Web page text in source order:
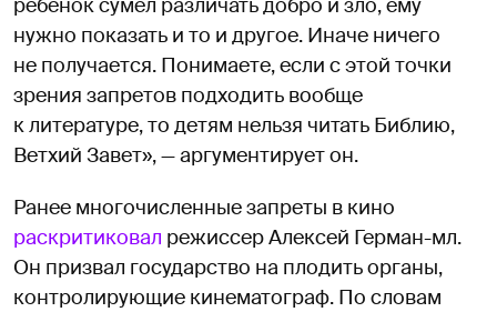
ребенок сумел различать добро и зло, ему
нужно показать и то и другое. Иначе ничего
не получается. Понимаете, если с этой точки
зрения запретов подходить вообще
к литературе, то детям нельзя читать Библию,
Ветхий Завет», — аргументирует он.
Ранее многочисленные запреты в кино
раскритиковал режиссер Алексей Герман-мл.
Он призвал государство на плодить органы,
контролирующие кинематограф. По словам